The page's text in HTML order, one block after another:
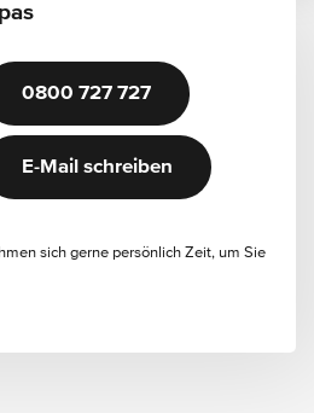
0800 727 727
E-Mail schreiben
sich gerne persönlich Zeit, um Sie